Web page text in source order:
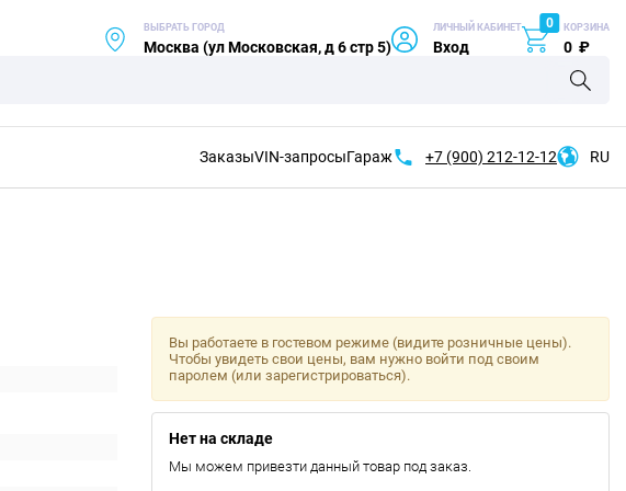
ВЫБРАТЬ ГОРОД
Москва (ул Московская, д 6 стр 5)
ЛИЧНЫЙ КАБИНЕТ
Вход
0 КОРЗИНА
0 ₽
ЗаказыVIN-запросыГараж +7 (900) 212-12-12 RU
Вы работаете в гостевом режиме (видите розничные цены).
Чтобы увидеть свои цены, вам нужно войти под своим
паролем (или зарегистрироваться).
Нет на складе
Мы можем привезти данный товар под заказ.